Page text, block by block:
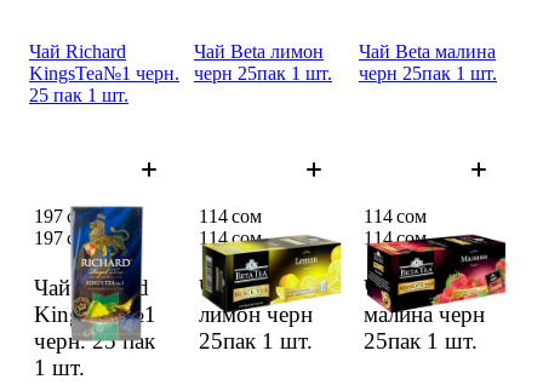
Чай Richard
KingsTea№1 черн.
25 пак 1 шт.
Чай Richard
KingsTea№1
черн. 25 пак
1 шт.
197 сом
197 сом
Чай Beta лимон
черн 25пак 1 шт.
Чай Beta
лимон черн
25пак 1 шт.
114 сом
114 сом
Чай Beta малина
черн 25пак 1 шт.
Чай Beta
малина черн
25пак 1 шт.
114 сом
114 сом